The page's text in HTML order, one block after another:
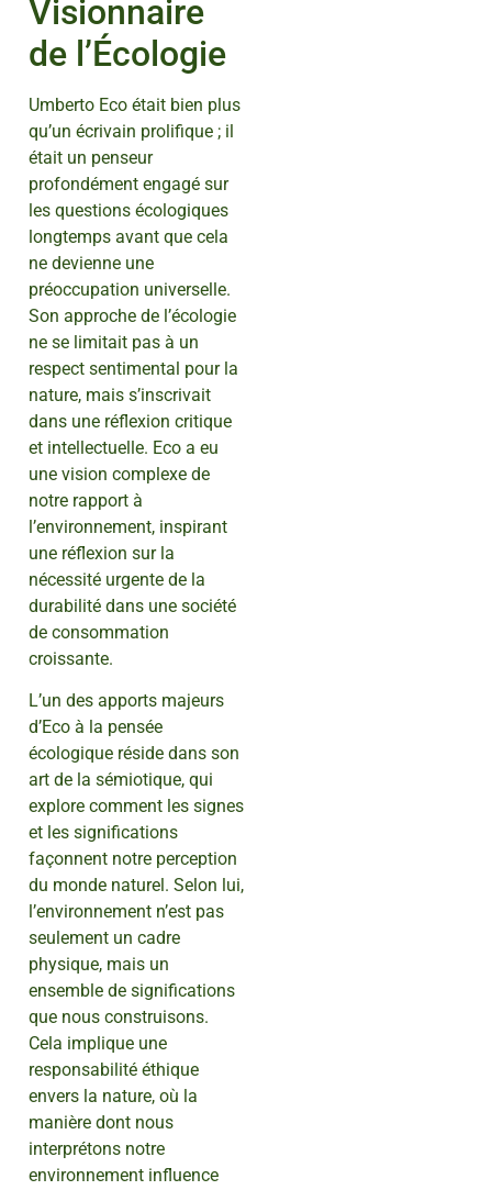
Visionnaire
de l’Écologie
Umberto Eco était bien plus
qu’un écrivain prolifique ; il
était un penseur
profondément engagé sur
les questions écologiques
longtemps avant que cela
ne devienne une
préoccupation universelle.
Son approche de l’écologie
ne se limitait pas à un
respect sentimental pour la
nature, mais s’inscrivait
dans une réflexion critique
et intellectuelle. Eco a eu
une vision complexe de
notre rapport à
l’environnement, inspirant
une réflexion sur la
nécessité urgente de la
durabilité dans une société
de consommation
croissante.
L’un des apports majeurs
d’Eco à la pensée
écologique réside dans son
art de la sémiotique, qui
explore comment les signes
et les significations
façonnent notre perception
du monde naturel. Selon lui,
l’environnement n’est pas
seulement un cadre
physique, mais un
ensemble de significations
que nous construisons.
Cela implique une
responsabilité éthique
envers la nature, où la
manière dont nous
interprétons notre
environnement influence